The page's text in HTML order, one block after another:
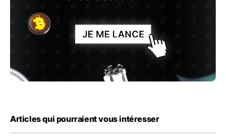
Articles qui pourraient vous intéresser